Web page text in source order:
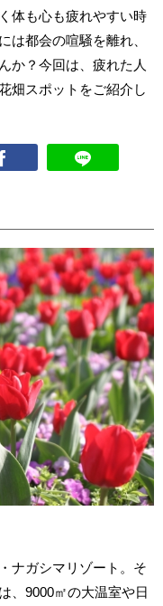
体も心も疲れやすい時
は都会の喧騒を離れ、
か？今回は、疲れた人
畑スポットをご紹介し
ナガシマリゾート。そ
、9000㎡の大温室や日